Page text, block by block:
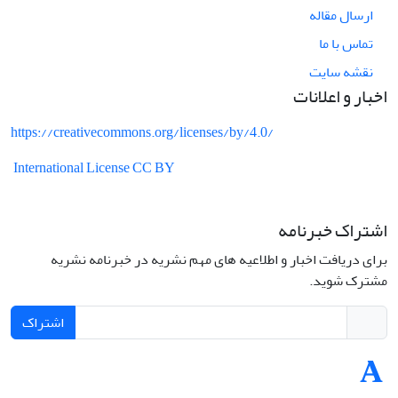
ارسال مقاله
تماس با ما
نقشه سایت
اخبار و اعلانات
https://creativecommons.org/licenses/by/4.0/
International License CC BY
اشتراک خبرنامه
برای دریافت اخبار و اطلاعیه های مهم نشریه در خبرنامه نشریه
مشترک شوید.
اشتراک